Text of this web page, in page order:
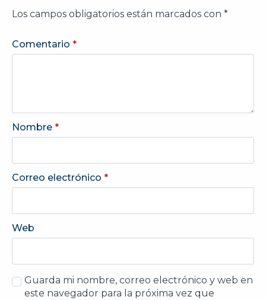
Los campos obligatorios están marcados con *
Comentario *
Nombre *
Correo electrónico *
Web
Guarda mi nombre, correo electrónico y web en
este navegador para la próxima vez que